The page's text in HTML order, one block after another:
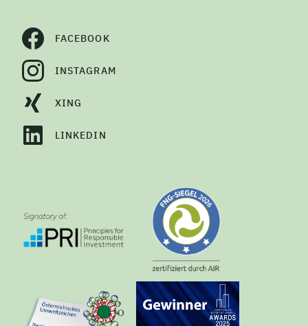
FACEBOOK
INSTAGRAM
XING
LINKEDIN